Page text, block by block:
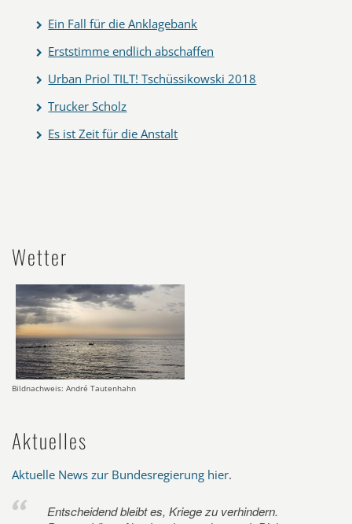
Ein Fall für die Anklagebank
Erststimme endlich abschaffen
Urban Priol TILT! Tschüssikowski 2018
Trucker Scholz
Es ist Zeit für die Anstalt
Wetter
Bildnachweis: André Tautenhahn
Aktuelles
Aktuelle News zur Bundesregierung hier.
Entscheidend bleibt es, Kriege zu verhindern.